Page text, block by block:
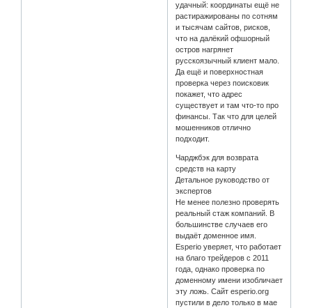
удачный: координаты ещё не
растиражированы по сотням
и тысячам сайтов, рисков,
что на далёкий офшорный
остров нагрянет
русскоязычный клиент мало.
Да ещё и поверхностная
проверка через поисковик
покажет, что адрес
существует и там что-то про
финансы. Так что для целей
мошенников отлично
подходит.
Чарджбэк для возврата
средств на карту
Детальное руководство от
экспертов
Не менее полезно проверять
реальный стаж компаний. В
большинстве случаев его
выдаёт доменное имя.
Esperio уверяет, что работает
на благо трейдеров с 2011
года, однако проверка по
доменному имени изобличает
эту ложь. Сайт esperio.org
пустили в дело только в мае